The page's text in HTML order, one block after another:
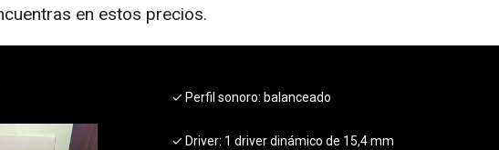
en estos precios.
✓ Perfil sonoro: balanceado
✓ Driver: 1 driver dinámico de 15,4 mm